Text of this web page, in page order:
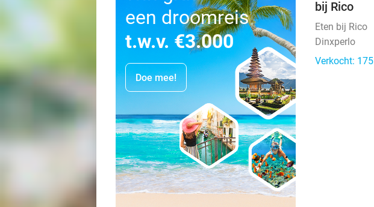
een droomreis
t.w.v. €3.000
Doe mee!
bij Rico
Eten bij Rico
Dinxperlo
Verkocht: 175